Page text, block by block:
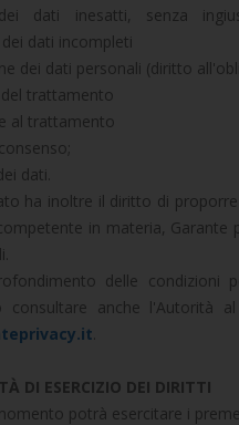
dati inesatti, senza
dati incompleti
dei dati personali (diritto
trattamento
al trattamento
dati.
ha inoltre il diritto di
in materia, Garante
delle condizioni
anche l'Autorità al
DI ESERCIZIO DEI DIRITTI
potrà esercitare i